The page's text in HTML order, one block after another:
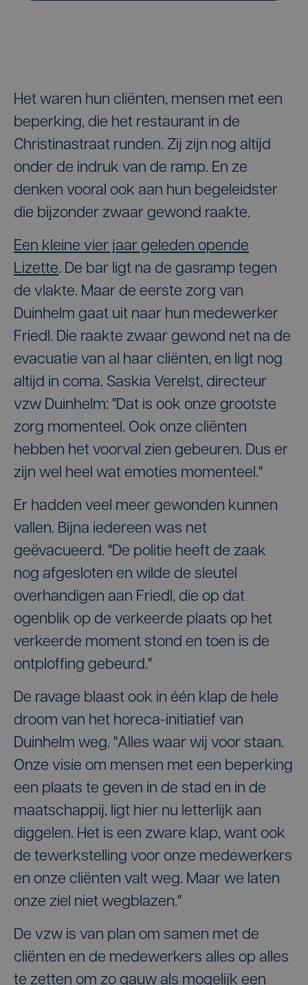
Het waren hun cliënten, mensen met een
beperking, die het restaurant in de
Christinastraat runden. Zij zijn nog altijd
onder de indruk van de ramp. En ze
denken vooral ook aan hun begeleidster
die bijzonder zwaar gewond raakte.
Een kleine vier jaar geleden opende
Lizette. De bar ligt na de gasramp tegen
de vlakte. Maar de eerste zorg van
Duinhelm gaat uit naar hun medewerker
Friedl. Die raakte zwaar gewond net na de
evacuatie van al haar cliënten, en ligt nog
altijd in coma. Saskia Verelst, directeur
vzw Duinhelm: "Dat is ook onze grootste
zorg momenteel. Ook onze cliënten
hebben het voorval zien gebeuren. Dus er
zijn wel heel wat emoties momenteel."
Er hadden veel meer gewonden kunnen
vallen. Bijna iedereen was net
geëvacueerd. "De politie heeft de zaak
nog afgesloten en wilde de sleutel
overhandigen aan Friedl, die op dat
ogenblik op de verkeerde plaats op het
verkeerde moment stond en toen is de
ontploffing gebeurd."
De ravage blaast ook in één klap de hele
droom van het horeca-initiatief van
Duinhelm weg. "Alles waar wij voor staan.
Onze visie om mensen met een beperking
een plaats te geven in de stad en in de
maatschappij, ligt hier nu letterlijk aan
diggelen. Het is een zware klap, want ook
de tewerkstelling voor onze medewerkers
en onze cliënten valt weg. Maar we laten
onze ziel niet wegblazen."
De vzw is van plan om samen met de
cliënten en de medewerkers alles op alles
te zetten om zo gauw als mogelijk een